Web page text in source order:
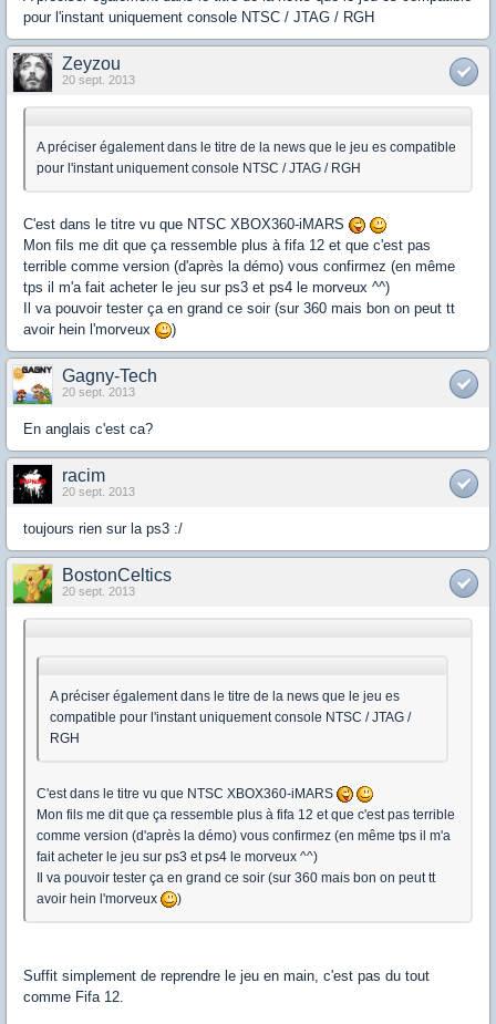
pour l'instant uniquement console NTSC / JTAG / RGH
Zeyzou
20 sept. 2013
A préciser également dans le titre de la news que le jeu es compatible
pour l'instant uniquement console NTSC / JTAG / RGH
C'est dans le titre vu que NTSC XBOX360-iMARS
Mon fils me dit que ça ressemble plus à fifa 12 et que c'est pas
terrible comme version (d'après la démo) vous confirmez (en même
tps il m'a fait acheter le jeu sur ps3 et ps4 le morveux ^^)
Il va pouvoir tester ça en grand ce soir (sur 360 mais bon on peut tt
avoir hein l'morveux
)
Gagny-Tech
20 sept. 2013
En anglais c'est ca?
racim
20 sept. 2013
toujours rien sur la ps3 :/
BostonCeltics
20 sept. 2013
A préciser également dans le titre de la news que le jeu es
compatible pour l'instant uniquement console NTSC / JTAG /
RGH
C'est dans le titre vu que NTSC XBOX360-iMARS
Mon fils me dit que ça ressemble plus à fifa 12 et que c'est pas terrible
comme version (d'après la démo) vous confirmez (en même tps il m'a
fait acheter le jeu sur ps3 et ps4 le morveux ^^)
Il va pouvoir tester ça en grand ce soir (sur 360 mais bon on peut tt
avoir hein l'morveux
)
Suffit simplement de reprendre le jeu en main, c'est pas du tout
comme Fifa 12.